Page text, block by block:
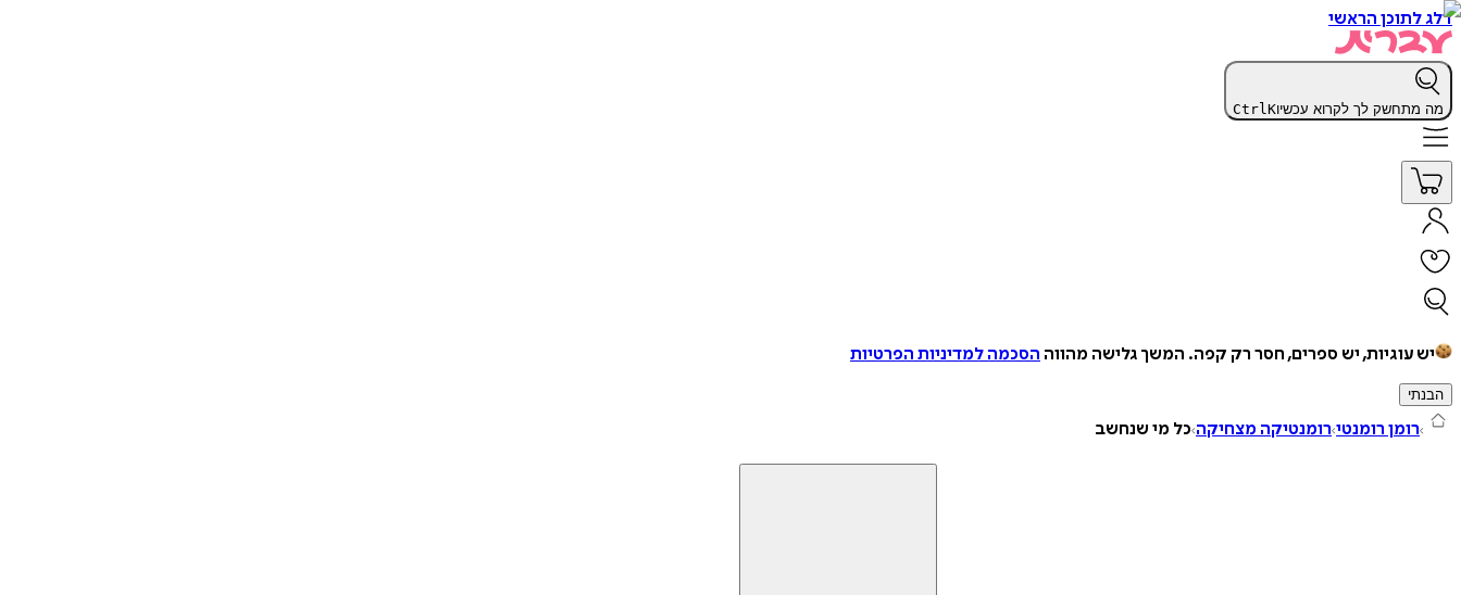
דלג לתוכן הראשי
מה מתחשק לך לקרוא עכשיו CtrlK
יש עוגיות, יש ספרים, חסר רק קפה. המשך גלישה מהווה הסכמה למדיניות הפרטיות
הבנתי
רומן רומנטי רומנטיקה מצחיקה כל מי שנחשב